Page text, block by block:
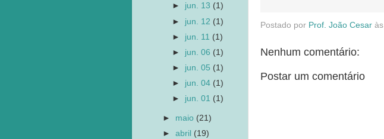
Postado por Prof. João Cesar às
Nenhum comentário:
Postar um comentário
► jun. 13 (1)
► jun. 12 (1)
► jun. 11 (1)
► jun. 06 (1)
► jun. 05 (1)
► jun. 04 (1)
► jun. 01 (1)
► maio (21)
►abril (19)